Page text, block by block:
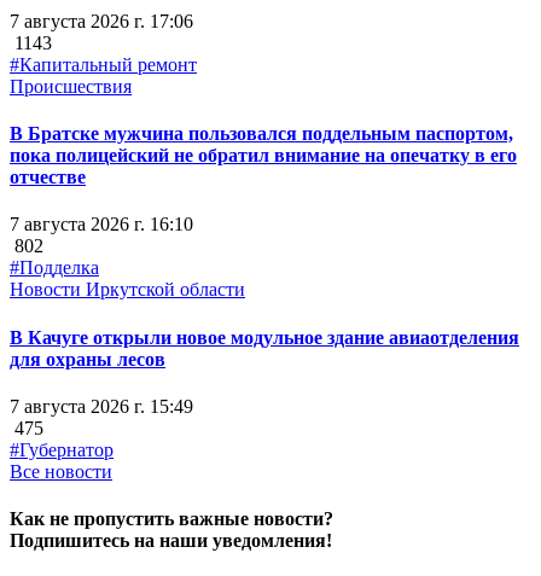
7 августа 2026 г. 17:06
1143
#Капитальный ремонт
Происшествия
В Братске мужчина пользовался поддельным паспортом,
пока полицейский не обратил внимание на опечатку в его
отчестве
7 августа 2026 г. 16:10
802
#Подделка
Новости Иркутской области
В Качуге открыли новое модульное здание авиаотделения
для охраны лесов
7 августа 2026 г. 15:49
475
#Губернатор
Все новости
Как не пропустить важные новости?
Подпишитесь на наши уведомления!